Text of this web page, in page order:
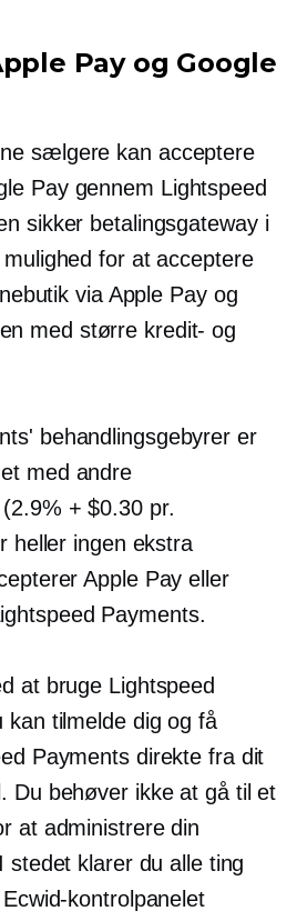
Pay og Google
sælgere kan acceptere
Pay gennem Lightspeed
sikker betalingsgateway i
for at acceptere
via Apple Pay og
med større kredit- og
behandlingsgebyrer er
med andre
+ $0.30 pr.
heller ingen ekstra
Apple Pay eller
Payments.
at bruge Lightspeed
kan tilmelde dig og få
Payments direkte fra dit
Du behøver ikke at gå til et
at administrere din
stedet klarer du alle ting
Ecwid-kontrolpanelet